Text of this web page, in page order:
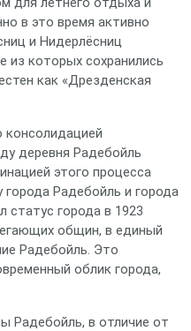
в это время активно
и Нидерлёсниц
из которых сохранились
как «Дрезденская
консолидацией
деревня Радебойль
этого процесса
города Радебойль и города
статус города в 1923
общин, в единый
Радебойль. Это
облик города,
Радебойль, в отличие от